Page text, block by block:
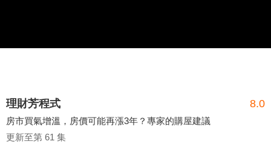
理財芳程式 8.0
房市買氣增溫，房價可能再漲3年？專家的購屋建議
更新至第 61 集